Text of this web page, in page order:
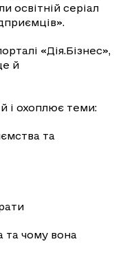
освітній серіал
«Дія.Бізнес»,
й
і охоплює теми:
та
та чому вона